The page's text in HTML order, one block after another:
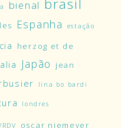
bienal brasil
Espanha estação
herzog et de
Japão
jean
lina bo bardi
londres
oscar niemeyer